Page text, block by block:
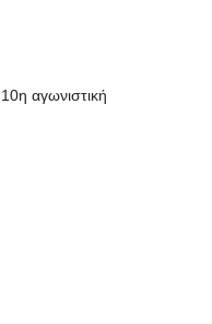
αγωνιστική